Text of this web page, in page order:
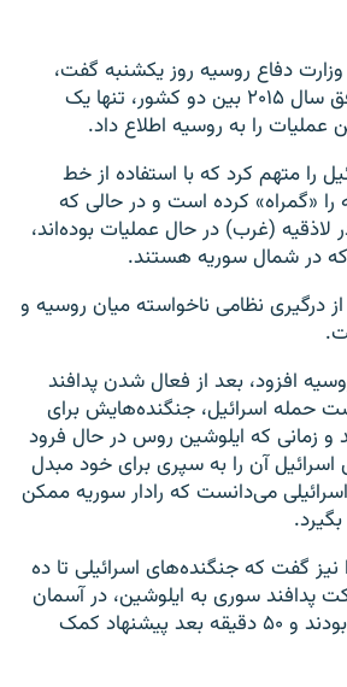
دفاع روسیه روز یکشنبه گفت،
اسرائیل با «نقض» توافق سال ۲۰۱۵ بین دو کشور، تنها یک
را به روسیه اطلاع داد.
را متهم کرد که با استفاده از خط
«گمراه» کرده است و در حالی که
لاذقیه (غرب) در حال عملیات بوده‌اند،
در شمال سوریه هستند.
درگیری نظامی ناخواسته میان روسیه و
افزود، بعد از فعال شدن پدافند
حمله اسرائیل، جنگنده‌هایش برای
زمانی که ایلوشین روس در حال فرود
اسرائیل آن را به سپری برای خود مبدل
می‌دانست که رادار سوریه ممکن
نیز گفت که جنگنده‌های اسرائیلی تا ده
پدافند سوری به ایلوشین، در آسمان
محل مشغول عملیات بودند و ۵۰ دقیقه بعد پیشنهاد کمک